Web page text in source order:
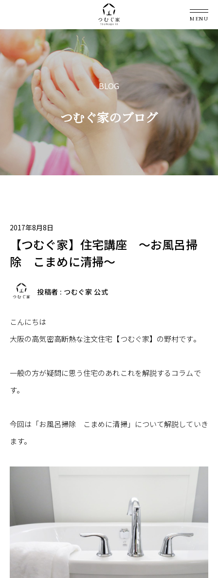
MENU
BLOG
つむぐ家のブログ
2017年8月8日
【つむぐ家】住宅講座 ～お風呂掃
除 こまめに清掃～
投稿者 : つむぐ家 公式
こんにちは
大阪の高気密高断熱な注文住宅【つむぐ家】の野村です。
一般の方が疑問に思う住宅のあれこれを解説するコラムで
す。
今回は「お風呂掃除 こまめに清掃」について解説していき
ます。